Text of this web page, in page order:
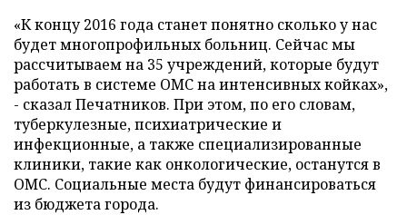
«К концу 2016 года станет понятно сколько у нас
будет многопрофильных больниц. Сейчас мы
рассчитываем на 35 учреждений, которые будут
работать в системе ОМС на интенсивных койках»,
- сказал Печатников. При этом, по его словам,
туберкулезные, психиатрические и
инфекционные, а также специализированные
клиники, такие как онкологические, останутся в
ОМС. Социальные места будут финансироваться
из бюджета города.